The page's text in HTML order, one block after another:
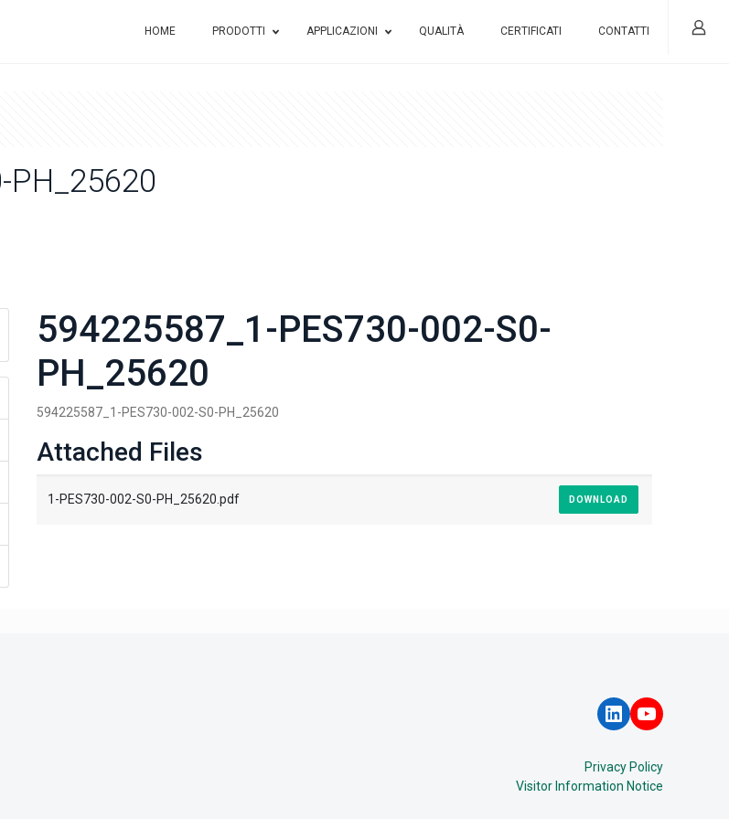
HOME PRODOTTI APPLICAZIONI QUALITÀ CERTIFICATI CONTATTI
PH_25620
594225587_1-PES730-002-S0-
PH_25620
594225587_1-PES730-002-S0-PH_25620
Attached Files
1-PES730-002-S0-PH_25620.pdf DOWNLOAD
LinkedIn
YouTube
Privacy Policy
Visitor Information Notice